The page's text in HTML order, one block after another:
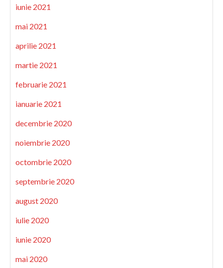
iunie 2021
mai 2021
aprilie 2021
martie 2021
februarie 2021
ianuarie 2021
decembrie 2020
noiembrie 2020
octombrie 2020
septembrie 2020
august 2020
iulie 2020
iunie 2020
mai 2020